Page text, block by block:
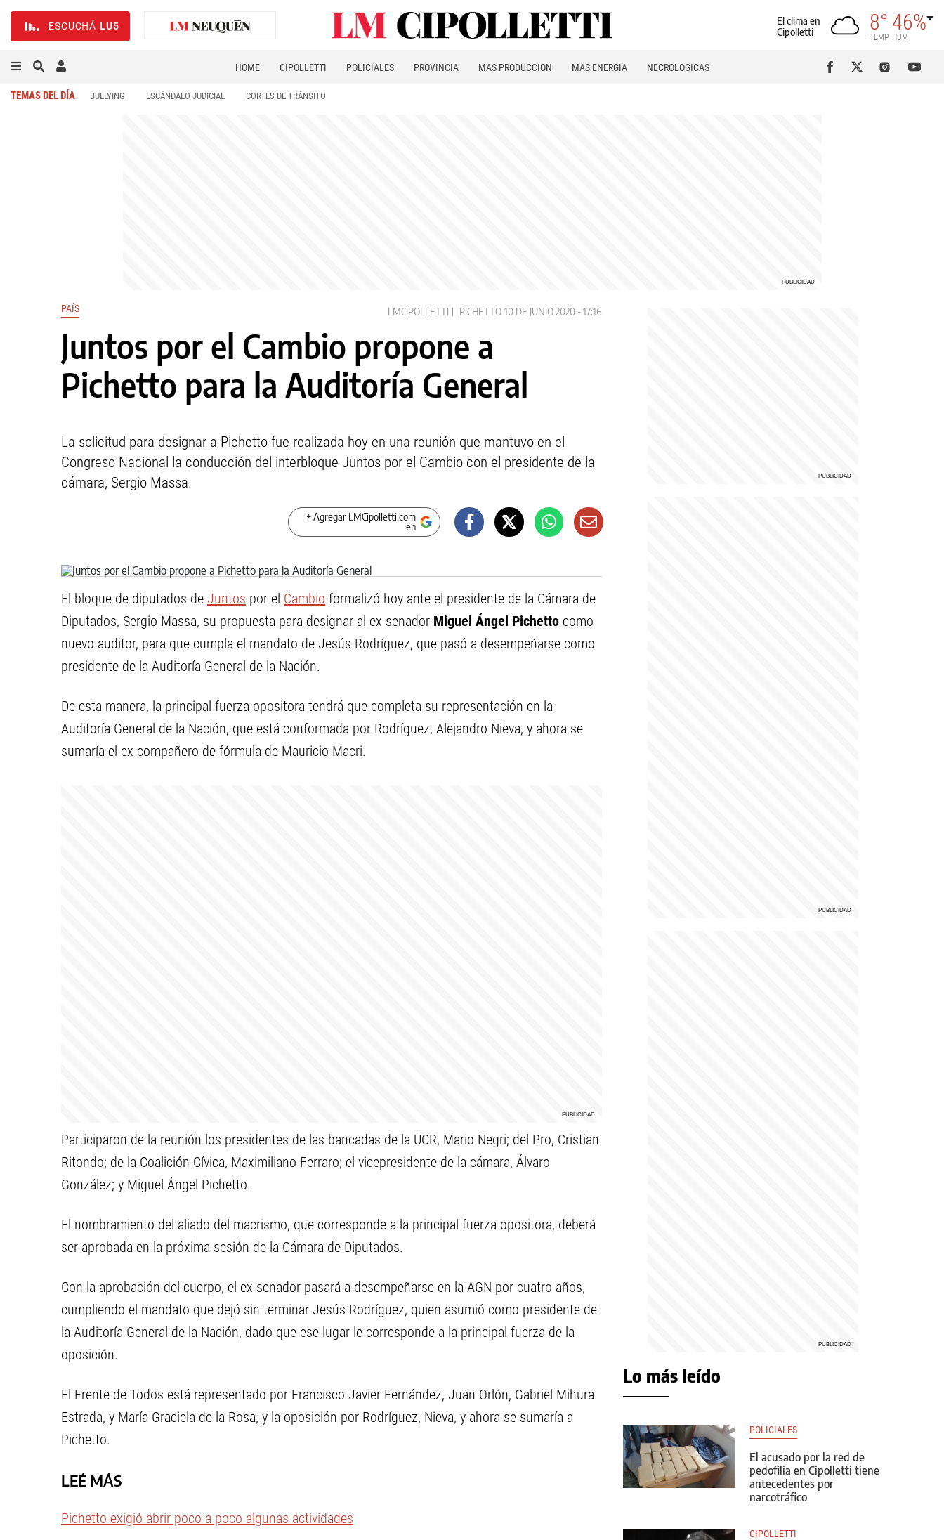
ESCUCHÁ LU5
El clima en
Cipolletti
8°
TEMP
46%
HUM
HOME CIPOLLETTI POLICIALES PROVINCIA MÁS PRODUCCIÓN MÁS ENERGÍA NECROLÓGICAS
TEMAS DEL DÍA BULLYING ESCÁNDALO JUDICIAL CORTES DE TRÁNSITO
PAÍS LMCIPOLLETTI PICHETTO 10 DE JUNIO 2020 - 17:16
Juntos por el Cambio propone a
Pichetto para la Auditoría General
La solicitud para designar a Pichetto fue realizada hoy en una reunión que mantuvo en el
Congreso Nacional la conducción del interbloque Juntos por el Cambio con el presidente de la
cámara, Sergio Massa.
+ Agregar LMCipolletti.com
en
El bloque de diputados de Juntos por el Cambio formalizó hoy ante el presidente de la Cámara de
Diputados, Sergio Massa, su propuesta para designar al ex senador Miguel Ángel Pichetto como
nuevo auditor, para que cumpla el mandato de Jesús Rodríguez, que pasó a desempeñarse como
presidente de la Auditoría General de la Nación.
De esta manera, la principal fuerza opositora tendrá que completa su representación en la
Auditoría General de la Nación, que está conformada por Rodríguez, Alejandro Nieva, y ahora se
sumaría el ex compañero de fórmula de Mauricio Macri.
Participaron de la reunión los presidentes de las bancadas de la UCR, Mario Negri; del Pro, Cristian
Ritondo; de la Coalición Cívica, Maximiliano Ferraro; el vicepresidente de la cámara, Álvaro
González; y Miguel Ángel Pichetto.
El nombramiento del aliado del macrismo, que corresponde a la principal fuerza opositora, deberá
ser aprobada en la próxima sesión de la Cámara de Diputados.
Con la aprobación del cuerpo, el ex senador pasará a desempeñarse en la AGN por cuatro años,
cumpliendo el mandato que dejó sin terminar Jesús Rodríguez, quien asumió como presidente de
la Auditoría General de la Nación, dado que ese lugar le corresponde a la principal fuerza de la
oposición.
El Frente de Todos está representado por Francisco Javier Fernández, Juan Orlón, Gabriel Mihura
Estrada, y María Graciela de la Rosa, y la oposición por Rodríguez, Nieva, y ahora se sumaría a
Pichetto.
LEÉ MÁS
Pichetto exigió abrir poco a poco algunas actividades
Lo más leído
POLICIALES
El acusado por la red de
pedofilia en Cipolletti tiene
antecedentes por
narcotráfico
CIPOLLETTI